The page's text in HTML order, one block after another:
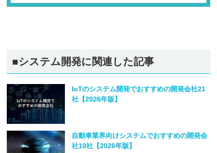
■システム開発に関連した記事
IoTのシステム開発でおすすめの開発会社21
社【2026年版】
自動車業界向けシステムでおすすめの開発会
社10社【2026年版】